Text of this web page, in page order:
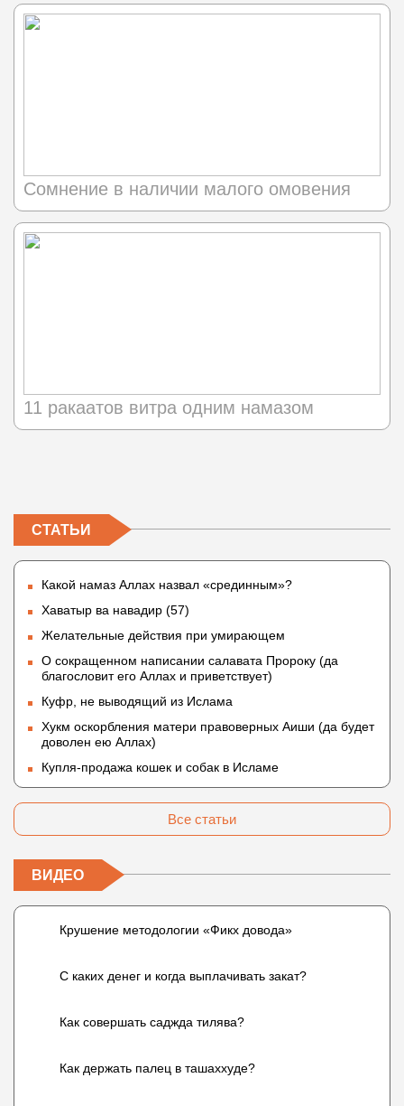
Сомнение в наличии малого омовения
11 ракаатов витра одним намазом
СТАТЬИ
Какой намаз Аллах назвал «срединным»?
Хаватыр ва навадир (57)
Желательные действия при умирающем
О сокращенном написании салавата Пророку (да
благословит его Аллах и приветствует)
Куфр, не выводящий из Ислама
Хукм оскорбления матери правоверных Аиши (да будет
доволен ею Аллах)
Купля-продажа кошек и собак в Исламе
Все статьи
ВИДЕО
Крушение методологии «Фикх довода»
С каких денег и когда выплачивать закат?
Как совершать саджда тилява?
Как держать палец в ташаххуде?